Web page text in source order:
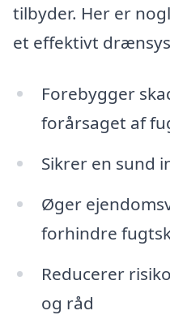
tilbyder. Her er
et effektivt
Forebygger
forårsaget af
Sikrer en sund
Øger
forhindre
Reducerer
og råd